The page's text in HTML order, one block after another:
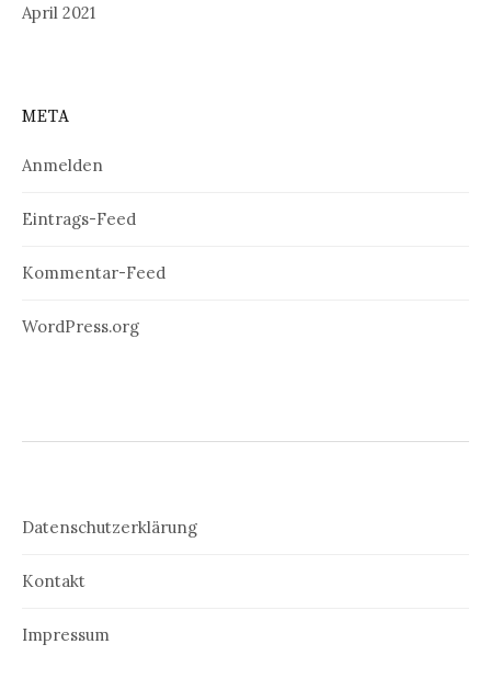
April 2021
META
Anmelden
Eintrags-Feed
Kommentar-Feed
WordPress.org
Datenschutzerklärung
Kontakt
Impressum